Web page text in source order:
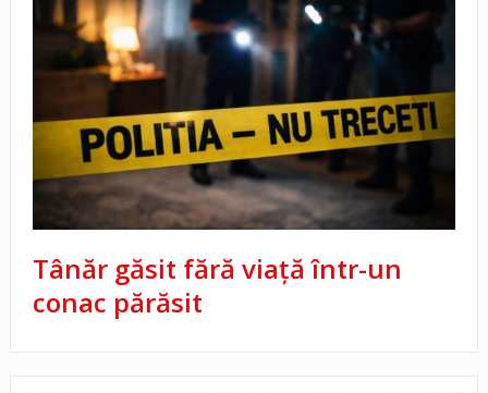
Tânăr găsit fără viață într-un
conac părăsit